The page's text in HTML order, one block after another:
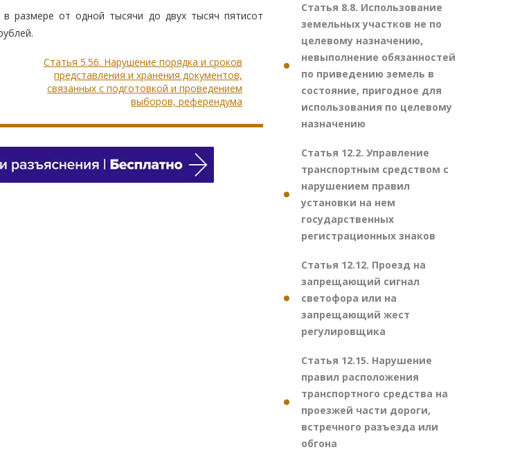
размере от одной тысячи до двух тысяч пятисот
Статья 5.56. Нарушение порядка и сроков
представления и хранения документов,
связанных с подготовкой и проведением
выборов, референдума
Статья 8.8. Использование
земельных участков не по
целевому назначению,
невыполнение обязанностей
по приведению земель в
состояние, пригодное для
использования по целевому
назначению
Статья 12.2. Управление
транспортным средством с
нарушением правил
установки на нем
государственных
регистрационных знаков
Статья 12.12. Проезд на
запрещающий сигнал
светофора или на
запрещающий жест
регулировщика
Статья 12.15. Нарушение
правил расположения
транспортного средства на
проезжей части дороги,
встречного разъезда или
обгона